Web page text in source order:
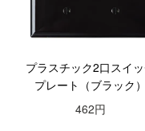
プラスチック2口スイ
プレート（ブラック）
462円